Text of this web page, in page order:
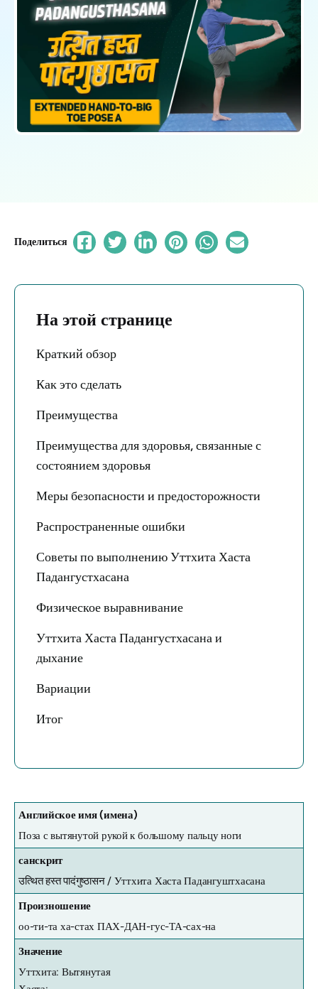
Поделиться
На этой странице
Краткий обзор
Как это сделать
Преимущества
Преимущества для здоровья, связанные с
состоянием здоровья
Меры безопасности и предосторожности
Распространенные ошибки
Советы по выполнению Уттхита Хаста
Падангустхасана
Физическое выравнивание
Уттхита Хаста Падангустхасана и
дыхание
Вариации
Итог
Английское имя (имена)
Поза с вытянутой рукой к большому пальцу ноги
санскрит
उत्थित हस्त पादंगुष्ठासन / Уттхита Хаста Падангуштхасана
Произношение
оо-ти-та ха-стах ПАХ-ДАН-гус-ТА-сах-на
Значение
Уттхита: Вытянутая